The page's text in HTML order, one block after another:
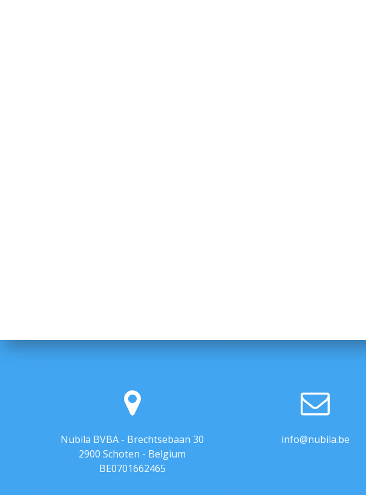
Nubila BVBA - Brechtsebaan 30
2900 Schoten - Belgium
BE0701662465
info@nubila.be